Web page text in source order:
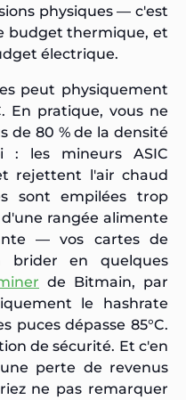
physiques — c'est
budget thermique, et
électrique.
peut physiquement
En pratique, vous ne
de 80 % de la densité
: les mineurs ASIC
rejettent l'air chaud
sont empilées trop
rangée alimente
— vos cartes de
brider en quelques
de Bitmain, par
le hashrate
puces dépasse 85°C.
de sécurité. Et c'en
perte de revenus
ne pas remarquer